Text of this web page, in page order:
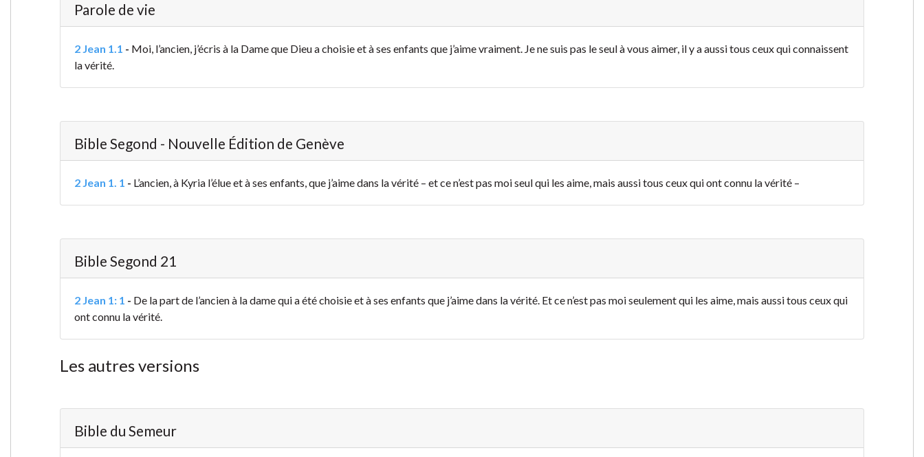
Parole de vie
2 Jean 1.1 - Moi, l’ancien, j’écris à la Dame que Dieu a choisie et à ses enfants que j’aime vraiment. Je ne suis pas le seul à vous aimer, il y a aussi tous ceux qui connaissent
la vérité.
Bible Segond - Nouvelle Édition de Genève
2 Jean 1. 1 - L’ancien, à Kyria l’élue et à ses enfants, que j’aime dans la vérité – et ce n’est pas moi seul qui les aime, mais aussi tous ceux qui ont connu la vérité –
Bible Segond 21
2 Jean 1: 1 - De la part de l’ancien à la dame qui a été choisie et à ses enfants que j’aime dans la vérité. Et ce n’est pas moi seulement qui les aime, mais aussi tous ceux qui
ont connu la vérité.
Les autres versions
Bible du Semeur